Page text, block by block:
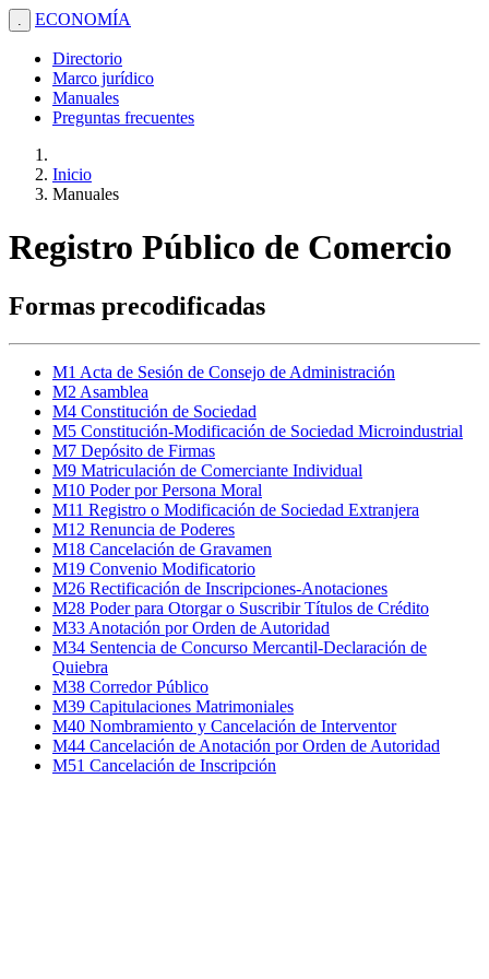
. ECONOMÍA
Directorio
Marco jurídico
Manuales
Preguntas frecuentes
Inicio
Manuales
Registro Público de Comercio
Formas precodificadas
M1 Acta de Sesión de Consejo de Administración
M2 Asamblea
M4 Constitución de Sociedad
M5 Constitución-Modificación de Sociedad Microindustrial
M7 Depósito de Firmas
M9 Matriculación de Comerciante Individual
M10 Poder por Persona Moral
M11 Registro o Modificación de Sociedad Extranjera
M12 Renuncia de Poderes
M18 Cancelación de Gravamen
M19 Convenio Modificatorio
M26 Rectificación de Inscripciones-Anotaciones
M28 Poder para Otorgar o Suscribir Títulos de Crédito
M33 Anotación por Orden de Autoridad
M34 Sentencia de Concurso Mercantil-Declaración de
Quiebra
M38 Corredor Público
M39 Capitulaciones Matrimoniales
M40 Nombramiento y Cancelación de Interventor
M44 Cancelación de Anotación por Orden de Autoridad
M51 Cancelación de Inscripción